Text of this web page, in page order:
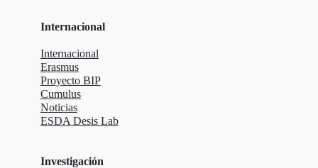
Internacional
Internacional
Erasmus
Proyecto BIP
Cumulus
Noticias
ESDA Desis Lab
Investigación